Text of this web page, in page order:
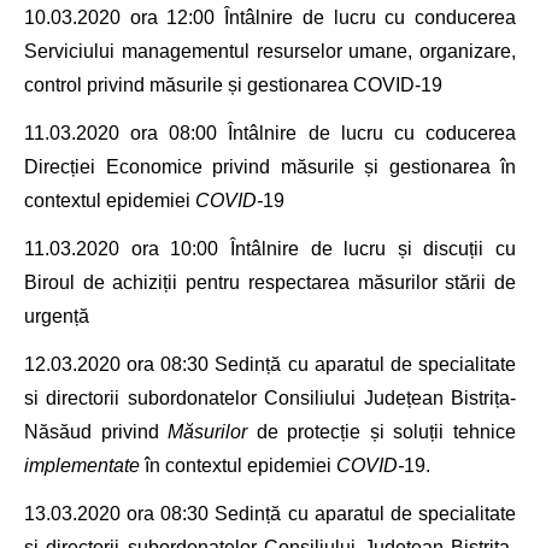
10.03.2020 ora 12:00 Întâlnire de lucrucu conducerea
Serviciului managementul resurselor umane, organizare,
control privind măsurile și gestionarea COVID-19
11.03.2020 ora 08:00 Întâlnire de lucru cu coducerea
Direcției Economice privind măsurile și gestionareaîn
contextul epidemiei COVID-19
11.03.2020 ora 10:00 Întâlnire de lucru și discuții cu
Biroul de achiziții pentru respectarea măsurilor stării de
urgență
12.03.2020ora 08:30 Sedință cu aparatul de specialitate
si directorii subordonatelor Consiliului Județean Bistrița-
Năsăud privindMăsurilor de protecție și soluții tehnice
implementate în contextul epidemiei COVID-19.
13.03.2020ora 08:30 Sedință cu aparatul de specialitate